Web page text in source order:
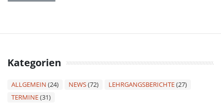
Kategorien
ALLGEMEIN (24) NEWS(72) LEHRGANGSBERICHTE(27)
TERMINE(31)